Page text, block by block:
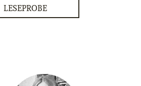
LESEPROBE